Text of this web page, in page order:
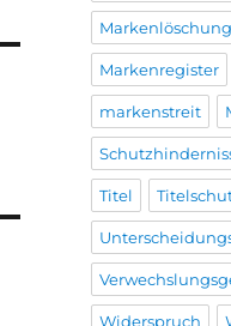
Markenlöschung
Markenregister
markenstreit
Titel
Widerspruch